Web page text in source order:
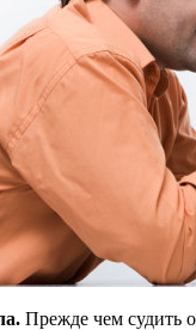
Прежде чем судить